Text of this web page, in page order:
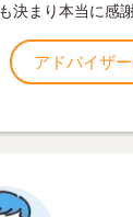
決まり本当に感
アドバイザ